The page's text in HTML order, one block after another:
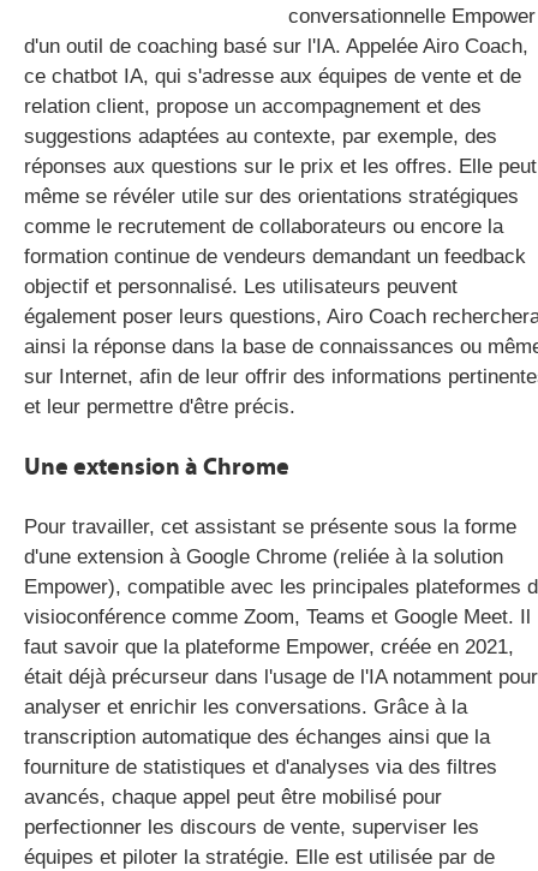
conversationnelle Empower
d'un outil de coaching basé sur l'IA. Appelée Airo Coach,
ce chatbot IA, qui s'adresse aux équipes de vente et de
relation client, propose un accompagnement et des
suggestions adaptées au contexte, par exemple, des
réponses aux questions sur le prix et les offres. Elle peut
même se révéler utile sur des orientations stratégiques
comme le recrutement de collaborateurs ou encore la
formation continue de vendeurs demandant un feedback
objectif et personnalisé. Les utilisateurs peuvent
également poser leurs questions, Airo Coach
ainsi la réponse dans la base de connaissances ou
sur Internet, afin de leur offrir des informations
et leur permettre d'être précis.
Une extension à Chrome
Pour travailler, cet assistant se présente sous la forme
d'une extension à Google Chrome (reliée à la solution
Empower), compatible avec les principales plateformes
visioconférence comme Zoom, Teams et Google Meet. Il
faut savoir que la plateforme Empower, créée en 2021,
était déjà précurseur dans l'usage de l'IA notamment pour
analyser et enrichir les conversations. Grâce à la
transcription automatique des échanges ainsi que la
fourniture de statistiques et d'analyses via des filtres
avancés, chaque appel peut être mobilisé pour
perfectionner les discours de vente, superviser les
équipes et piloter la stratégie. Elle est utilisée par de